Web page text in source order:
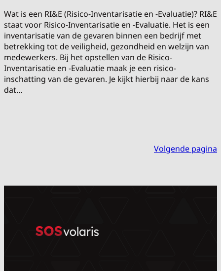
Wat is een RI&E (Risico-Inventarisatie en -Evaluatie)? RI&E
staat voor Risico-Inventarisatie en -Evaluatie. Het is een
inventarisatie van de gevaren binnen een bedrijf met
betrekking tot de veiligheid, gezondheid en welzijn van
medewerkers. Bij het opstellen van de Risico-
Inventarisatie en -Evaluatie maak je een risico-
inschatting van de gevaren. Je kijkt hierbij naar de kans
dat…
Volgende pagina